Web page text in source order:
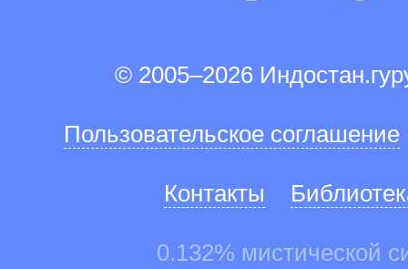
© 2005–2026
Пользовательское соглашение
Контакты
0.132% мистической